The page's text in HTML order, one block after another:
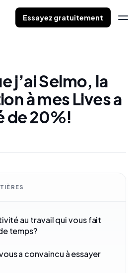
Essayez gratuitement
j’ai Selmo, la
à mes Lives a
de 20%!
au travail qui vous fait
temps?
a convaincu à essayer